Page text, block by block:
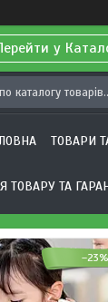
у
ТОВАРИ
ТОВАРУ ТА
–23%